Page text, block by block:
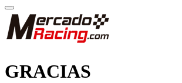
GRACIAS